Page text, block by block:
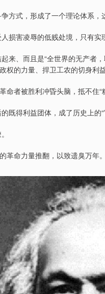
方式，形成了一个理论体系，
损害凌辱的低贱处境，只有实
来、而且是“全世界的无产者
权的力量、捍卫工农的切身利益
命者被胜利冲昏头脑，抵不住“
既得利益团体，成了历史上的“
革命力量推翻，以致遗臭万年。